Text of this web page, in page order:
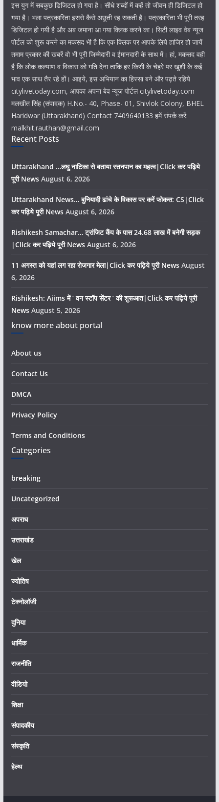
इस युग में सबकुछ डिजिटल हो गया है। सीधे शब्दों में कहें तो जीवन ही डिजिटल हो
गया है। भला पत्रकारिता इससे कैसे अछूती रह सकती है। पत्रकारिता भी पूरी तरह
डिजिटल हो गयी है और अब जमाना आ गया क्लिक करने का। सिटी लाइव वेब न्यूज
पोर्टल को शुरू करने का मकसद भी है कि एक क्लिक पर आपके लिये हाजिर हो जायें
तमाम प्रकार की खबरें वो भी पूरी जिम्मेदारी व ईमानदारी के साथ में। हां, मकसद वही
है कि लोक कल्याण व विकास को गति देना ताकि हर किसी के चेहरे पर खुशी के कई
भाव एक साथ तैर रहे हों। आइये, इस अभियान का हिस्सा बने और पढ़ते रहिये
citylivetoday.com, आपका अपना बेव न्यूज पोर्टल citylivetoday.com
मलखीत सिंह (संपादक) H.No.- 40, Phase- 01, Shivlok Colony, BHEL
Haridwar (Uttarakhand) Contact 7409640133 हमें संपर्क करें:
malkhit.rauthan@gmail.com
Recent Posts
Uttarakhand …लघु नाटिका से बताया स्तनपान का महत्व|Click कर पढ़िये
पूरी News August 6, 2026
Uttarakhand News… बुनियादी ढांचे के विकास पर करें फोकस: CS|Click
कर पढ़िये पूरी News August 6, 2026
Rishikesh Samachar… ट्रांजिट कैंप के पास 24.68 लाख में बनेगी सड़क
|Click कर पढ़िये पूरी News August 6, 2026
11 अगस्त को यहां लग रहा रोजगार मेला|Click कर पढ़िये पूरी News August
6, 2026
Rishikesh: Aiims में ‘ वन स्टॉप सेंटर ’ की शुरूआत|Click कर पढ़िये पूरी
News August 5, 2026
know more about portal
About us
Contact Us
DMCA
Privacy Policy
Terms and Conditions
Categories
breaking
Uncategorized
अपराध
उत्तराखंड
खेल
ज्योतिष
टेक्नोलॉजी
दुनिया
धार्मिक
राजनीति
वीडियो
शिक्षा
संपादकीय
संस्कृति
हेल्थ